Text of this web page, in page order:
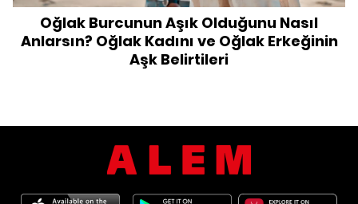
Oğlak Burcunun Aşık Olduğunu Nasıl
Anlarsın? Oğlak Kadını ve Oğlak Erkeğinin
Aşk Belirtileri